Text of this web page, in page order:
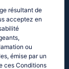
résultant de
acceptez en
ou
émise par un
ces Conditions